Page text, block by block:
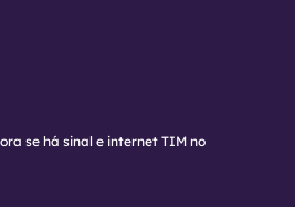
se há sinal e internet TIM no